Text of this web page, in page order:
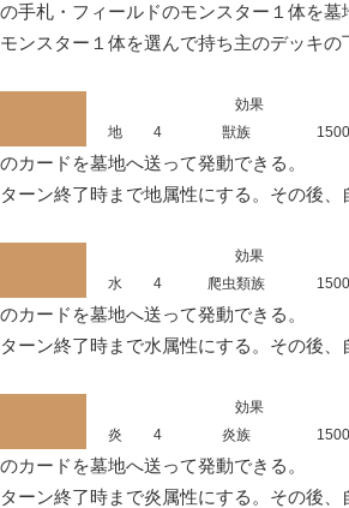
手札・フィールドのモンスター１体を墓
ンスター１体を選んで持ち主のデッキ
効果
地
4 獣族 1500
カードを墓地へ送って発動できる。
ーン終了時まで地属性にする。その後、
効果
水
4 爬虫類族 1500
カードを墓地へ送って発動できる。
ーン終了時まで水属性にする。その後、
効果
炎
4 炎族 1500
カードを墓地へ送って発動できる。
ーン終了時まで炎属性にする。その後、